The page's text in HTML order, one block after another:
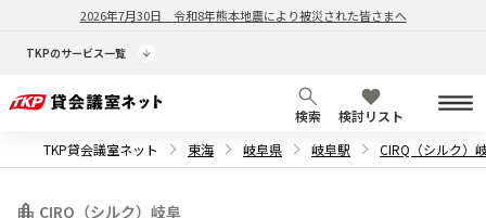
2026年7月30日 令和8年熊本地震により被災された皆さまへ
TKPのサービス一覧
検索
検討リスト
TKP貸会議室ネット
東海 岐阜県 岐阜駅 CIRQ（シルク）
CIRQ（シルク）岐阜